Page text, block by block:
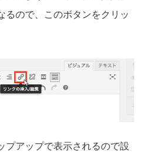
るので、このボタンをクリッ
プアップで表示されるので設